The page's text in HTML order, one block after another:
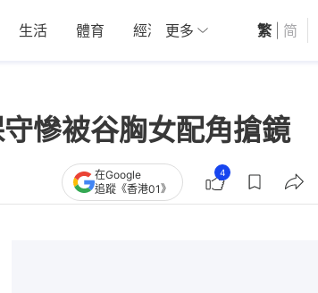
生活 體育 經濟 01深圳 觀點
更多 繁 简
慘被谷胸女配角搶鏡
在Google
追蹤《香港01》
4